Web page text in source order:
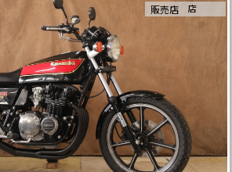
販売店 店